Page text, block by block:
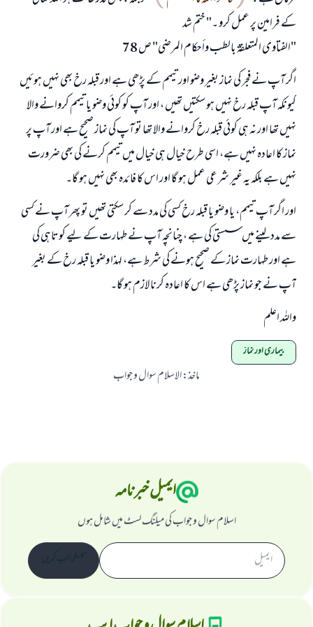
کے فرامین پر عمل کرو ۔" ختم شد
"الفتاوى المتعلقة بالطب وأحكام المرضى" ص 78
اگر آپ نے فجر کی نماز بغیر وضو اور تیمم کے پڑھی ہے اور قبلہ رخ بھی نہیں ہوئیں
کیونکہ آپ قبلہ رخ نہیں ہو سکتیں تھیں ، اور آپ کو کوئی وضو یا تیمم کروانے والا
نہیں تھا اور نہ ہی کوئی قبلہ رخ کروانے والا تھا تو آپ کی نماز صحیح ہے اور آپ پر
نماز کا اعادہ نہیں ہے، اسی طرح خیال ہی خیال میں تیمم کرنے کی بھی ضرورت
نہیں ہے بلکہ یہ غیر شرعی عمل ہو گا اور اس کا فائدہ بھی نہیں ہو گا۔
اور اگر آپ تیمم، یا وضو یا قبلہ رخ کسی کی مدد سے کر سکتی تھیں تو پھر آپ نے کسی
سے مدد لینے میں سستی کی ہے ، چنانچہ آپ نے طہارت کے لیے کوتاہی کی
ہے اور طہارت نماز کے صحیح ہونے کی شرط ہے، لہذا وضو یا قبلہ رخ کے بغیر
آپ نے جو نماز پڑھی ہے اس کا اعادہ کرنا لازم ہو گا۔
واللہ اعلم
بیماری اور نماز
ماخذ:الاسلام سوال و جواب
ایمیل خبرنامہ
اسلام سوال و جواب کی میلنگ لسٹ میں شامل ہوں